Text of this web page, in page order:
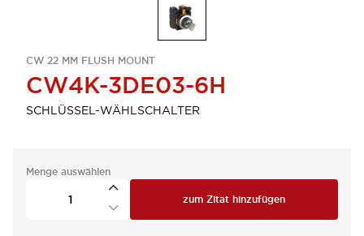
CW 22 MM FLUSH MOUNT
CW4K-3DE03-6H
SCHLÜSSEL-WÄHLSCHALTER
Menge auswählen
zum Zitat hinzufügen